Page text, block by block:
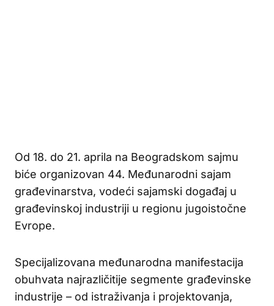
Od 18. do 21. aprila na Beogradskom sajmu
biće organizovan 44. Međunarodni sajam
građevinarstva, vodeći sajamski događaj u
građevinskoj industriji u regionu jugoistočne
Evrope.
Specijalizovana međunarodna manifestacija
obuhvata najrazličitije segmente građevinske
industrije – od istraživanja i projektovanja,